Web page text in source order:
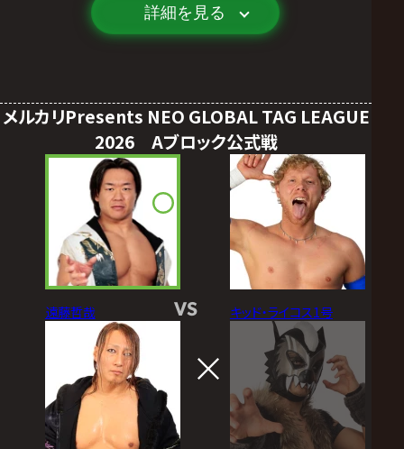
詳細を見る
メルカリPresents NEO GLOBAL TAG LEAGUE
2026 Aブロック公式戦
遠藤哲哉 VS キッド・ライコス1号